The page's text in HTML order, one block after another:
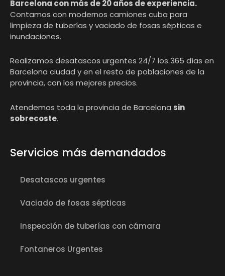
Barcelona con más de 20 años de experiencia.
Contamos con modernos camiones cuba para
limpieza de tuberías y vaciado de fosas sépticas e
inundaciones.
Realizamos desatascos urgentes 24/7 los 365 días en
Barcelona ciudad y en el resto de poblaciones de la
provincia, con los mejores precios.
Atendemos toda la provincia de Barcelona sin
sobrecoste.
Servicios más demandados
Desatascos urgentes
Vaciado de fosas sépticas
Inspección de tuberías con cámara
Fontaneros Urgentes